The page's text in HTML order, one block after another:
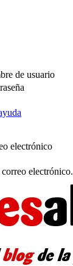
de usuario
electrónico
electrónico.